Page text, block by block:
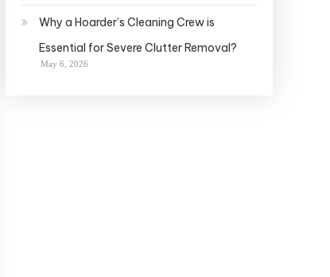
Why a Hoarder’s Cleaning Crew is
Essential for Severe Clutter Removal?
May 6, 2026